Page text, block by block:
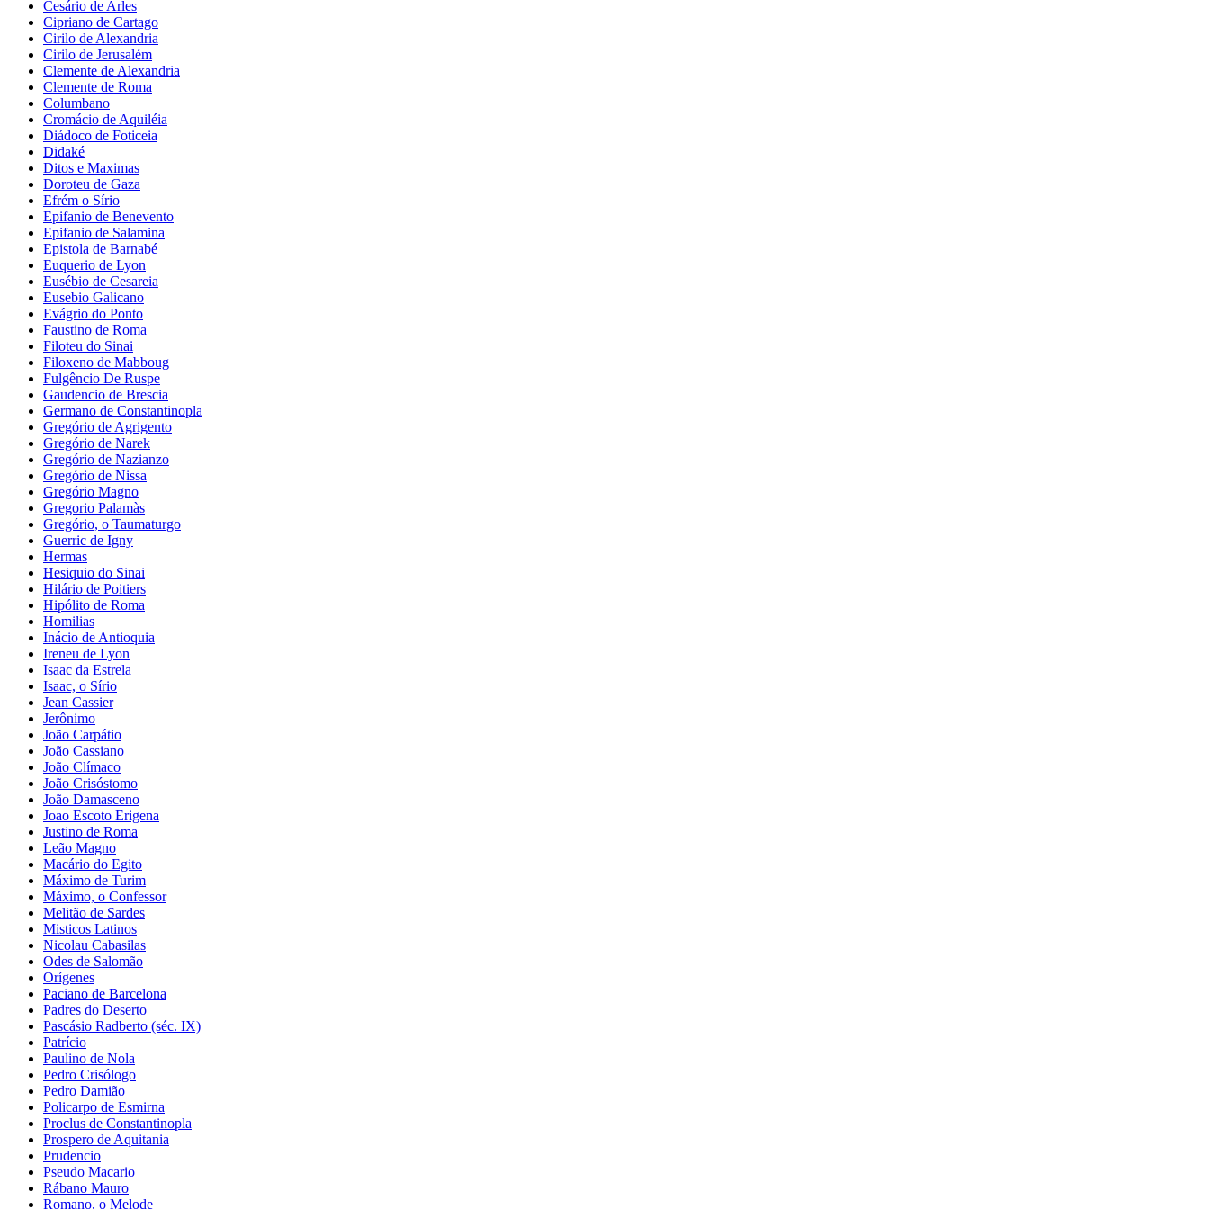
Cesário de Arles
Cipriano de Cartago
Cirilo de Alexandria
Cirilo de Jerusalém
Clemente de Alexandria
Clemente de Roma
Columbano
Cromácio de Aquiléia
Diádoco de Foticeia
Didaké
Ditos e Maximas
Doroteu de Gaza
Efrém o Sírio
Epifanio de Benevento
Epifanio de Salamina
Epistola de Barnabé
Euquerio de Lyon
Eusébio de Cesareia
Eusebio Galicano
Evágrio do Ponto
Faustino de Roma
Filoteu do Sinai
Filoxeno de Mabboug
Fulgêncio De Ruspe
Gaudencio de Brescia
Germano de Constantinopla
Gregório de Agrigento
Gregório de Narek
Gregório de Nazianzo
Gregório de Nissa
Gregório Magno
Gregorio Palamàs
Gregório, o Taumaturgo
Guerric de Igny
Hermas
Hesiquio do Sinai
Hilário de Poitiers
Hipólito de Roma
Homilias
Inácio de Antioquia
Ireneu de Lyon
Isaac da Estrela
Isaac, o Sírio
Jean Cassier
Jerônimo
João Carpátio
João Cassiano
João Clímaco
João Crisóstomo
João Damasceno
Joao Escoto Erigena
Justino de Roma
Leão Magno
Macário do Egito
Máximo de Turim
Máximo, o Confessor
Melitão de Sardes
Misticos Latinos
Nicolau Cabasilas
Odes de Salomão
Orígenes
Paciano de Barcelona
Padres do Deserto
Pascásio Radberto (séc. IX)
Patrício
Paulino de Nola
Pedro Crisólogo
Pedro Damião
Policarpo de Esmirna
Proclus de Constantinopla
Prospero de Aquitania
Prudencio
Pseudo Macario
Rábano Mauro
Romano, o Melode